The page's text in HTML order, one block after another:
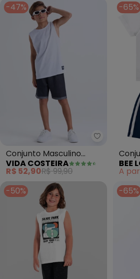
-47%
Vida
Conjunto Masculino
Regata Casual (Branco)
VIDA COSTEIRA
R$ 52,90R$ 99,90
-65%
e
BEE
A
-50%
-65%